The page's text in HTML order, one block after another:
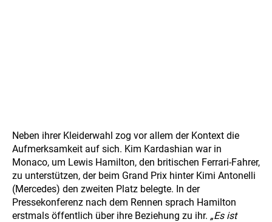
Neben ihrer Kleiderwahl zog vor allem der Kontext die
Aufmerksamkeit auf sich. Kim Kardashian war in
Monaco, um Lewis Hamilton, den britischen Ferrari-Fahrer,
zu unterstützen, der beim Grand Prix hinter Kimi Antonelli
(Mercedes) den zweiten Platz belegte. In der
Pressekonferenz nach dem Rennen sprach Hamilton
erstmals öffentlich über ihre Beziehung zu ihr. „Es ist